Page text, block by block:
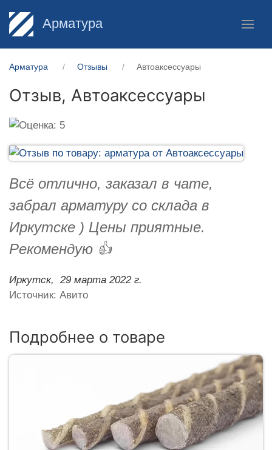
Арматура
Арматура Отзывы Автоаксессуары
Отзыв, Автоаксессуары
Всё отлично, заказал в чате,
забрал арматуру со склада в
Иркутске ) Цены приятные.
Рекомендую 👍
Иркутск,
29 марта 2022 г.
Источник: Авито
Подробнее о товаре